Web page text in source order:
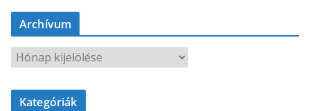
Archívum
r
c
Kategóriák